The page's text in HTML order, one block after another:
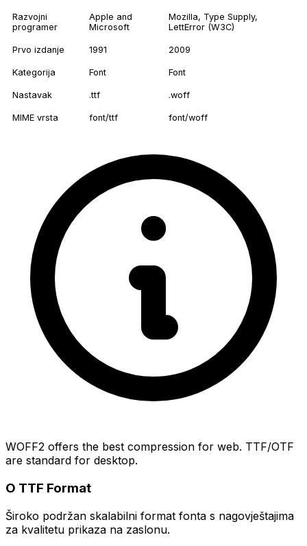
Razvojni
programer
Apple and
Microsoft
Mozilla, Type Supply,
LettError (W3C)
Prvo izdanje 1991 2009
Kategorija Font Font
Nastavak .ttf .woff
MIME vrsta font/ttf font/woff
WOFF2 offers the best compression for web. TTF/OTF
are standard for desktop.
O TTF Format
Široko podržan skalabilni format fonta s nagovještajima
za kvalitetu prikaza na zaslonu.